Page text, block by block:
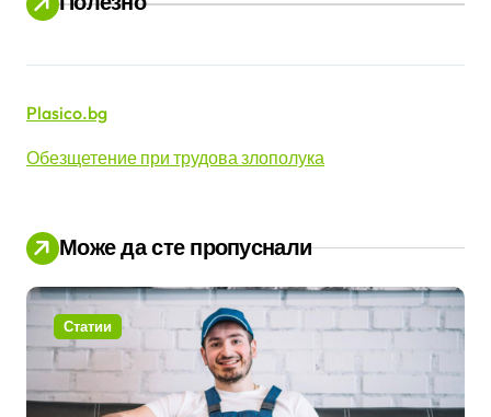
Plasico.bg
Обезщетение при трудова злополука
Може да сте пропуснали
Статии